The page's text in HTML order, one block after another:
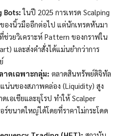
Bots:ในปี 2025 การเทรด Scalping
ของนิ้วมืออีกต่อไป แต่นักเทรดหันมา
ช่วยวิเคราะห์ Pattern ของกราฟใน
และส่งคำสั่งได้แม่นยำกว่าการ
ดเฉพาะกลุ่ม: ตลาดสินทรัพย์ดิจิทัล
น่นของสภาพคล่อง (Liquidity) สูง
เอเชียและยุโรป ทำให้ Scalper
ร์ขนาดใหญ่ได้โดยที่ราคาไม่กระโดด